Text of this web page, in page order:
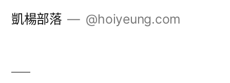
凱楊部落 @hoiyeung.com